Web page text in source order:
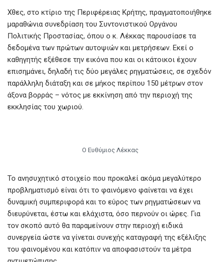
Χθες, στο κτίριο της Περιφέρειας Κρήτης, πραγματοποιήθηκε
μαραθώνια συνεδρίαση του Συντονιστικού Οργάνου
Πολιτικής Προστασίας, όπου ο κ. Λέκκας παρουσίασε τα
δεδομένα των πρώτων αυτοψιών και μετρήσεων. Εκεί ο
καθηγητής εξέθεσε την εικόνα που και οι κάτοικοι έχουν
επισημάνει, δηλαδή τις δύο μεγάλες ρηγματώσεις, σε σχεδόν
παράλληλη διάταξη και σε μήκος περίπου 150 μέτρων στον
άξονα βορράς – νότος με εκκίνηση από την περιοχή της
εκκλησίας του χωριού.
Ο Ευθύμιος Λέκκας
Το ανησυχητικό στοιχείο που προκαλεί ακόμα μεγαλύτερο
προβληματισμό είναι ότι το φαινόμενο φαίνεται να έχει
δυναμική συμπεριφορά και το εύρος των ρηγματώσεων να
διευρύνεται, έστω και ελάχιστα, όσο περνούν οι ώρες. Για
τον σκοπό αυτό θα παραμείνουν στην περιοχή ειδικά
συνεργεία ώστε να γίνεται συνεχής καταγραφή της εξέλιξης
του φαινομένου και κατόπιν να αποφασιστούν τα μέτρα